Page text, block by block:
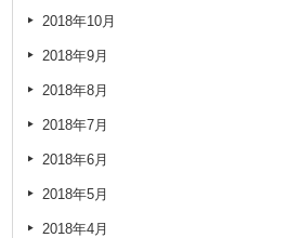
2018年10月
2018年9月
2018年8月
2018年7月
2018年6月
2018年5月
2018年4月